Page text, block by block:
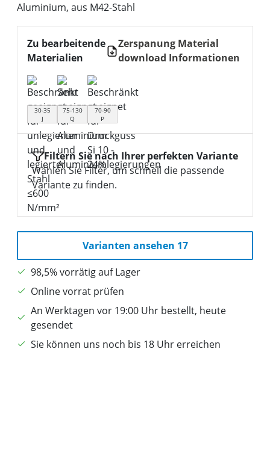
Aluminium, aus M42-Stahl
Zu bearbeitende
Materialien
Zerspanung Material
download Informationen
30-35
J
75-130
Q
70-90
P
Filtern Sie nach Ihrer perfekten Variante
Wählen Sie Filter, um schnell die passende
Variante zu finden.
Varianten ansehen 17
98,5% vorrätig auf Lager
Online vorrat prüfen
An Werktagen vor 19:00 Uhr bestellt, heute
gesendet
Sie können uns noch bis 18 Uhr erreichen